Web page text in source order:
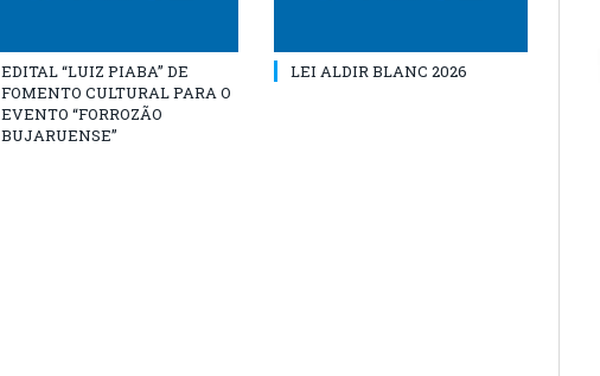
EDITAL “LUIZ PIABA” DE
FOMENTO CULTURAL PARA O
EVENTO “FORROZÃO
BUJARUENSE”
LEI ALDIR BLANC 2026